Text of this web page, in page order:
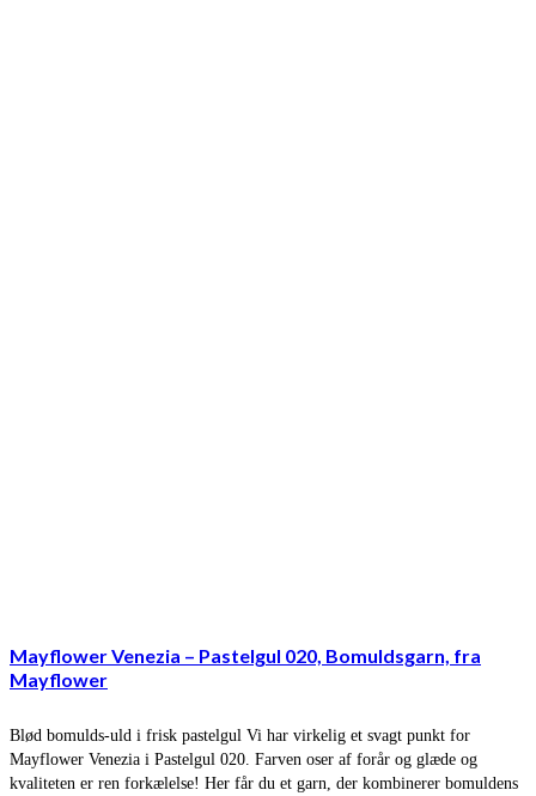
Mayflower Venezia – Pastelgul 020, Bomuldsgarn, fra
Mayflower
Blød bomulds-uld i frisk pastelgul Vi har virkelig et svagt punkt for
Mayflower Venezia i Pastelgul 020. Farven oser af forår og glæde og
kvaliteten er ren forkælelse! Her får du et garn, der kombinerer bomuldens